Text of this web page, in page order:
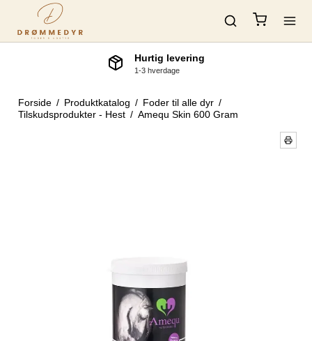
Hurtig levering
1-3 hverdage
Forside / Produktkatalog / Foder til alle dyr /
Tilskudsprodukter - Hest / Amequ Skin 600 Gram